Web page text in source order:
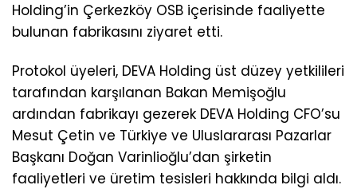
Holding’in Çerkezköy OSB içerisinde faaliyette
bulunan fabrikasını ziyaret etti.
Protokol üyeleri, DEVA Holding üst düzey yetkilileri
tarafından karşılanan Bakan Memişoğlu
ardından fabrikayı gezerek DEVA Holding CFO’su
Mesut Çetin ve Türkiye ve Uluslararası Pazarlar
Başkanı Doğan Varinlioğlu’dan şirketin
faaliyetleri ve üretim tesisleri hakkında bilgi aldı.